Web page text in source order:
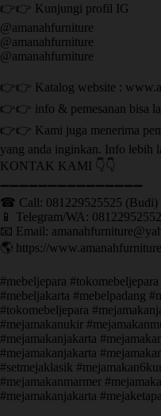
👉👉 Kunjungi profil IG
@amanahfurniture
@amanahfurniture
@amanahfurniture
👉👉 Katalog website :
👉👉 info & pemesanan bisa
👉👉 Kami juga menerima
yang anda inginkan. Info lebih
KONTAK KAMI 👇👇
➖➖➖➖➖➖➖➖➖➖➖➖➖➖➖ ㅤ
☎ Call: 081229525525 (Budi)
📱 Telegram/WA:
📧 Email:
🌎 https://
#mebeljepara
#mebeljakarta #mebelpadang
#tokomebeljepara
#mejamakanukir
#mejamakanjakarta
#mejamakanjakarta
#setmejaklasik
#mejamakanmarmer
#mejamakanjakarta